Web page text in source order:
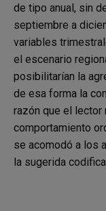
de tipo anual, sin
septiembre a
variables
el escenario
posibilitarían la
de esa forma la
razón que el lector
comportamiento
se acomodó a los
la sugerida